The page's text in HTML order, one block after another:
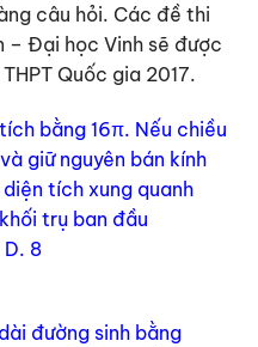
câu hỏi. Các đề thi
– Đại học Vinh sẽ được
Quốc gia 2017.
bằng 16π. Nếu chiều
giữ nguyên bán kính
tích xung quanh
trụ ban đầu
8
đường sinh bằng